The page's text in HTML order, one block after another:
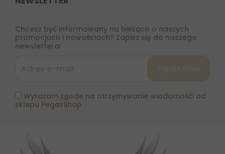
Chcesz być informowany na bieżąco o naszych
promocjach i nowościach? Zapisz się do naszego
newslettera!
Wyrażam zgode na otrzymywanie wiadomośći od
sklepu PegazShop